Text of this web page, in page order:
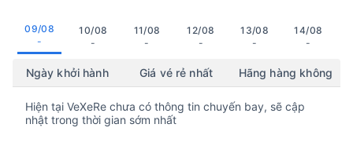
09/08
-
10/08
-
11/08
-
12/08
-
13/08
-
14/08
-
Ngày khởi hành Giá vé rẻ nhất Hãng hàng không
Hiện tại VeXeRe chưa có thông tin chuyến bay, sẽ cập
nhật trong thời gian sớm nhất